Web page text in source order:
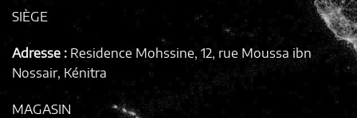
SIÈGE
Adresse : Residence Mohssine, 12, rue Moussa ibn
Nossair, Kénitra
MAGASIN